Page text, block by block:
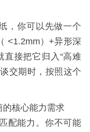
，你可以先做一个
<1.2mm）+异形深
接把它归入“高难
交期时，按照这个
核心能力需求
配能力。你不可能